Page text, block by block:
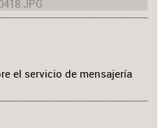
el servicio de mensajería